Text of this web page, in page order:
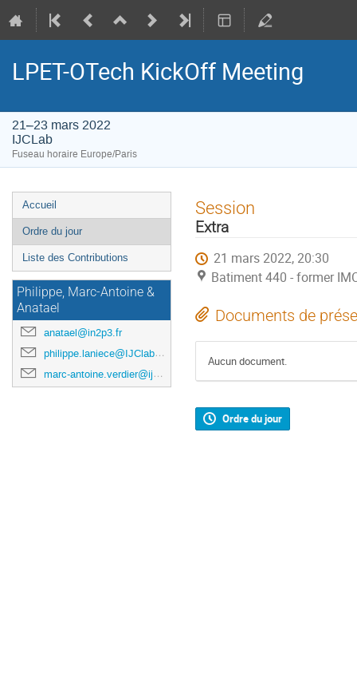
LPET-OTech KickOff Meeting
21–23 mars 2022
IJCLab
Fuseau horaire Europe/Paris
Menu
de
l'événement
Accueil
Ordre du jour
Liste des Contributions
Philippe, Marc-Antoine &
Anatael
anatael@in2p3.fr
philippe.laniece@IJClab.in2p3.fr
marc-antoine.verdier@ijclab.in2p3.fr
Session
Extra
21 mars 2022, 20:30
Batiment 440 - former
Documents de
Aucun document.
Ordre du jour